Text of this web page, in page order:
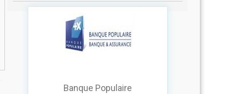
Banque Populaire